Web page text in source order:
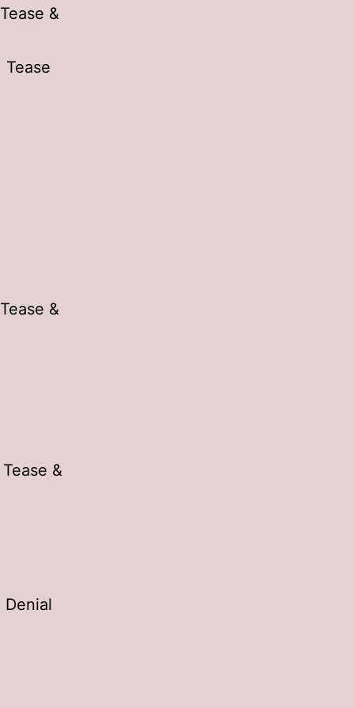
&
&
&
Denial